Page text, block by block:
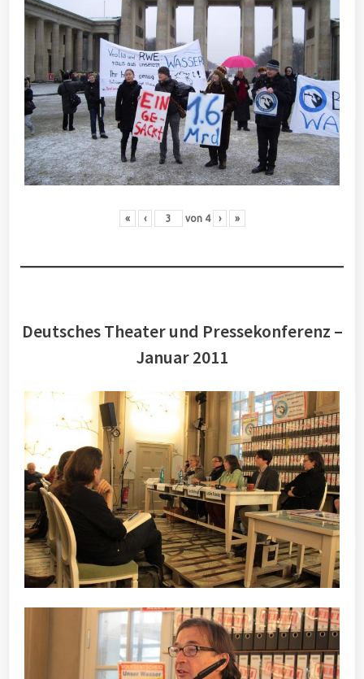
« ‹ von 4 › »
Deutsches Theater und Pressekonferenz –
Januar 2011